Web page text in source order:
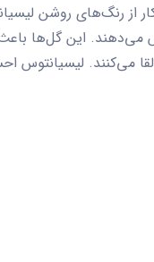
از رنگ‌های روشن
می‌دهند. این گل‌ها
لیسیانتوس